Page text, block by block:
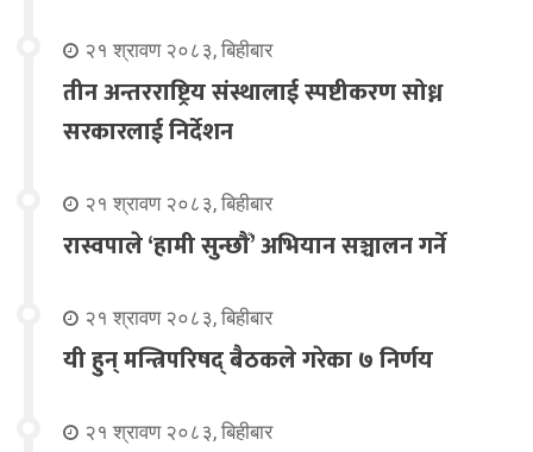
२१ श्रावण २०८३, बिहीबार
तीन अन्तरराष्ट्रिय संस्थालाई स्पष्टीकरण सोध्न
सरकारलाई निर्देशन
२१ श्रावण २०८३, बिहीबार
रास्वपाले ‘हामी सुन्छौँ’ अभियान सञ्चालन गर्ने
२१ श्रावण २०८३, बिहीबार
यी हुन् मन्त्रिपरिषद् बैठकले गरेका ७ निर्णय
२१ श्रावण २०८३, बिहीबार